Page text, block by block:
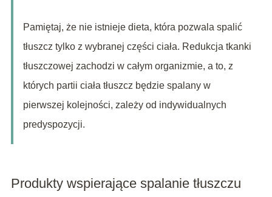
Pamiętaj, że nie istnieje dieta, która pozwala spalić
tłuszcz tylko z wybranej części ciała. Redukcja tkanki
tłuszczowej zachodzi w całym organizmie, a to, z
których partii ciała tłuszcz będzie spalany w
pierwszej kolejności, zależy od indywidualnych
predyspozycji.
Produkty wspierające spalanie tłuszczu